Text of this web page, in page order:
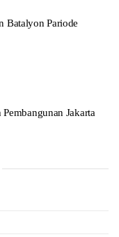
Batalyon Pariode
Jakarta